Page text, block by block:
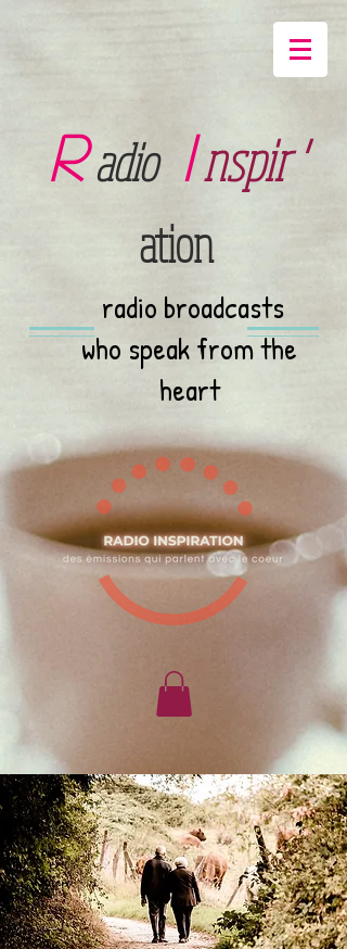
R adio I nspir '
ation
radio broadcasts
who speak from the
heart